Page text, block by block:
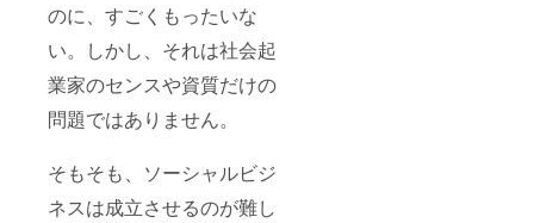
のに、すごくもったいな
い。しかし、それは社会起
業家のセンスや資質だけの
問題ではありません。
そもそも、ソーシャルビジ
ネスは成立させるのが難し